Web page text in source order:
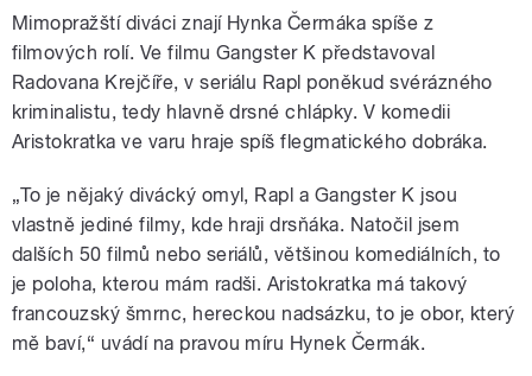
Mimopražští diváci znají Hynka Čermáka spíše z
filmových rolí. Ve filmu Gangster K představoval
Radovana Krejčíře, v seriálu Rapl poněkud svérázného
kriminalistu, tedy hlavně drsné chlápky. V komedii
Aristokratka ve varu hraje spíš flegmatického dobráka.
„To je nějaký divácký omyl, Rapl a Gangster K jsou
vlastně jediné filmy, kde hraji drsňáka. Natočil jsem
dalších 50 filmů nebo seriálů, většinou komediálních, to
je poloha, kterou mám radši. Aristokratka má takový
francouzský šmrnc, hereckou nadsázku, to je obor, který
mě baví,“ uvádí na pravou míru Hynek Čermák.